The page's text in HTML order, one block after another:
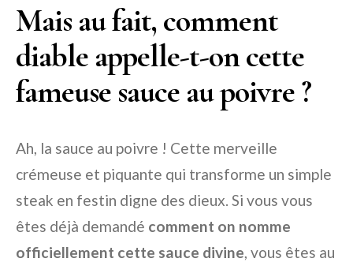
Mais au fait, comment
diable appelle-t-on cette
fameuse sauce au poivre ?
Ah, la sauce au poivre ! Cette merveille
crémeuse et piquante qui transforme un simple
steak en festin digne des dieux. Si vous vous
êtes déjà demandé comment on nomme
officiellement cette sauce divine , vous êtes au